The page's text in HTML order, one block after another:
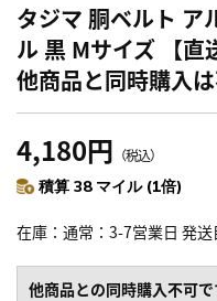
タジマ 胴ベルト ア
ル 黒 Mサイズ 【直
他商品と同時購入
4,180円 （税込）
積算 38 マイル (1倍)
在庫 通常：3-7営業日 発送
他商品との同時購入不可で